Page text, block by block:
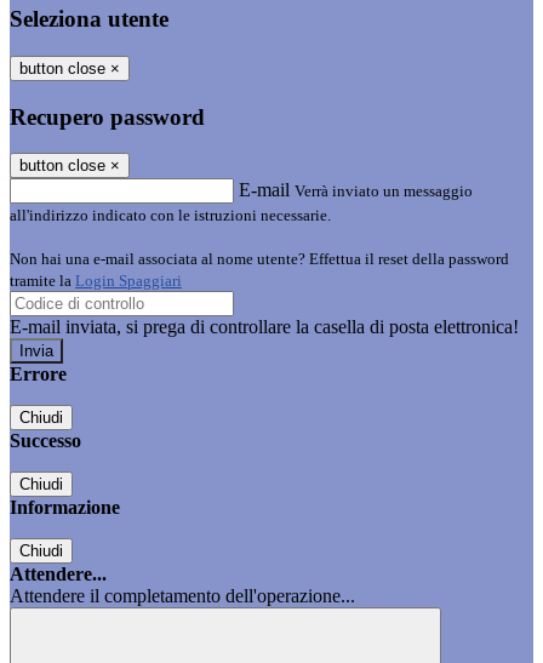
Seleziona utente
button close ×
Recupero password
button close ×
E-mail Verrà inviato un messaggio
all'indirizzo indicato con le istruzioni necessarie.
Non hai una e-mail associata al nome utente? Effettua il reset della password
tramite la Login Spaggiari
E-mail inviata, si prega di controllare la casella di posta elettronica!
Errore
Chiudi
Successo
Chiudi
Informazione
Chiudi
Attendere...
Attendere il completamento dell'operazione...